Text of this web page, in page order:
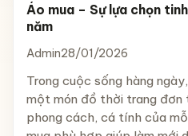
Áo mua – Sự lựa chọn
năm
Admin28/01/2026
Trong cuộc sống hàng
một món đồ thời trang đơn
phong cách, cá tính của